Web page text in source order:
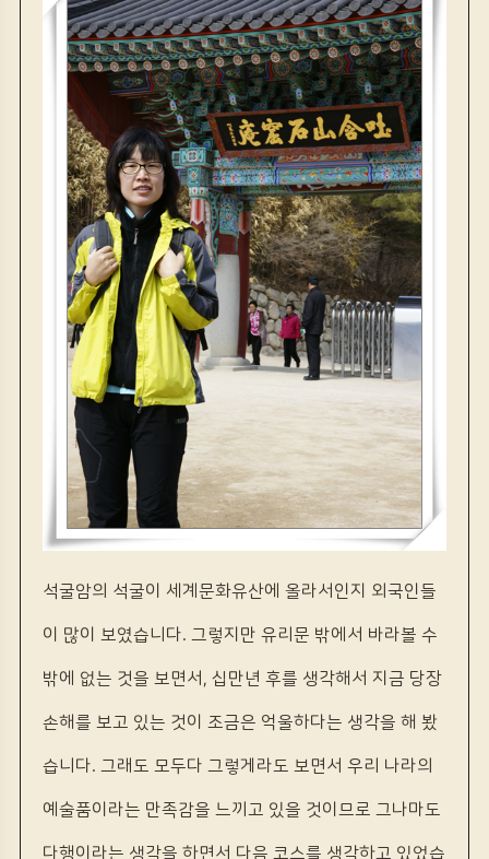
석굴암의 석굴이 세계문화유산에 올라서인지 외국인들
이 많이 보였습니다. 그렇지만 유리문 밖에서 바라볼 수
밖에 없는 것을 보면서, 십만년 후를 생각해서 지금 당장
손해를 보고 있는 것이 조금은 억울하다는 생각을 해 봤
습니다. 그래도 모두다 그렇게라도 보면서 우리 나라의
예술품이라는 만족감을 느끼고 있을 것이므로 그나마도
다행이라는 생각을 하면서 다음 코스를 생각하고 있었습